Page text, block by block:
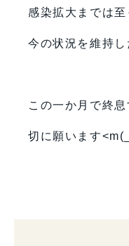
感染拡大までは至
今の状況を維持
この一か月で終
切に願います